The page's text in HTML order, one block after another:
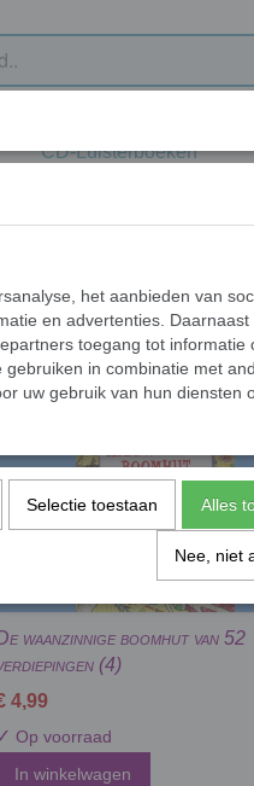
CD-Luisterboeken
waanzinnige boomhut van 52
(4)
4,99
Op voorraad
In winkelwagen
het aanbieden van
en advertenties. Daarnaast
toegang tot informatie
in combinatie met
uw gebruik van hun diensten
Selectie toestaan Alles
Nee, niet